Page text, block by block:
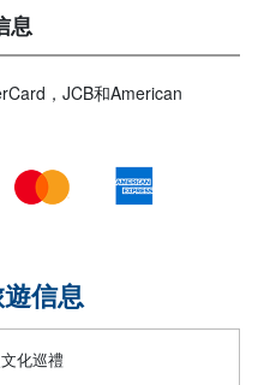
息
，JCB和American
信息
化巡禮